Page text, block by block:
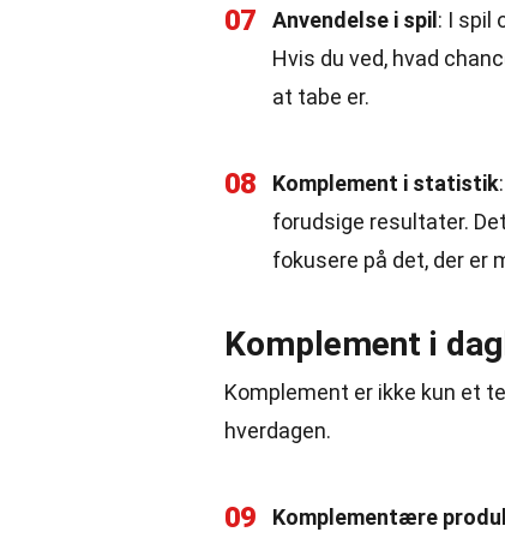
07 Anvendelse i spil : I spil
Hvis du ved, hvad
at tabe er.
08 Komplement i statistik
forudsige resultater.
fokusere på det, der er
Komplement i
Komplement er ikke kun et
hverdagen.
09 Komplementære